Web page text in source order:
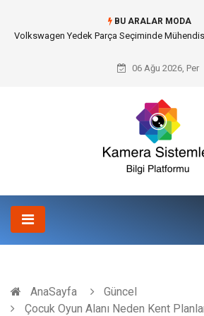
BU ARALAR MODA
Düğün Fotoğrafçısı Seçimiyle Geleceğe Nasıl
06 Ağu 2026, Per
AnaSayfa
Güncel
Çocuk Oyun Alanı Neden Kent